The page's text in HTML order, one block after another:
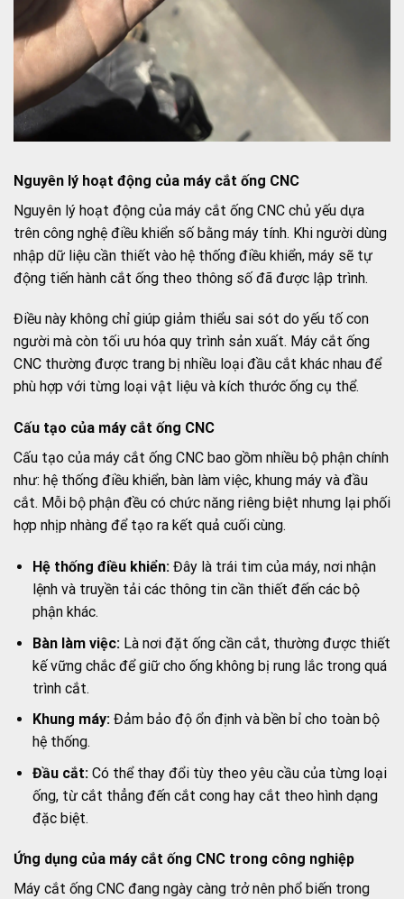
Nguyên lý hoạt động của máy cắt ống CNC
Nguyên lý hoạt động của máy cắt ống CNC chủ yếu dựa
trên công nghệ điều khiển số bằng máy tính. Khi người dùng
nhập dữ liệu cần thiết vào hệ thống điều khiển, máy sẽ tự
động tiến hành cắt ống theo thông số đã được lập trình.
Điều này không chỉ giúp giảm thiểu sai sót do yếu tố con
người mà còn tối ưu hóa quy trình sản xuất. Máy cắt ống
CNC thường được trang bị nhiều loại đầu cắt khác nhau để
phù hợp với từng loại vật liệu và kích thước ống cụ thể.
Cấu tạo của máy cắt ống CNC
Cấu tạo của máy cắt ống CNC bao gồm nhiều bộ phận chính
như: hệ thống điều khiển, bàn làm việc, khung máy và đầu
cắt. Mỗi bộ phận đều có chức năng riêng biệt nhưng lại phối
hợp nhịp nhàng để tạo ra kết quả cuối cùng.
Hệ thống điều khiển:Đây là trái tim của máy, nơi nhận
lệnh và truyền tải các thông tin cần thiết đến các bộ
phận khác.
Bàn làm việc:Là nơi đặt ống cần cắt, thường được thiết
kế vững chắc để giữ cho ống không bị rung lắc trong quá
trình cắt.
Khung máy:Đảm bảo độ ổn định và bền bỉ cho toàn bộ
hệ thống.
Đầu cắt:Có thể thay đổi tùy theo yêu cầu của từng loại
ống, từ cắt thẳng đến cắt cong hay cắt theo hình dạng
đặc biệt.
Ứng dụng của máy cắt ống CNC trong công nghiệp
Máy cắt ống CNC đang ngày càng trở nên phổ biến trong